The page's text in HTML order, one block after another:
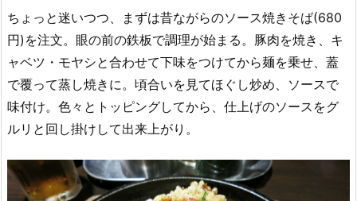
ちょっと迷いつつ、まずは昔ながらのソース焼きそば(680
円)を注文。眼の前の鉄板で調理が始まる。豚肉を焼き、キ
ャベツ・モヤシと合わせて下味をつけてから麺を乗せ、蓋
で覆って蒸し焼きに。頃合いを見てほぐし炒め、ソースで
味付け。色々とトッピングしてから、仕上げのソースをグ
ルリと回し掛けして出来上がり。